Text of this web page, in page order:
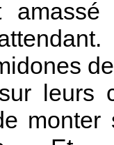
leurs
monter